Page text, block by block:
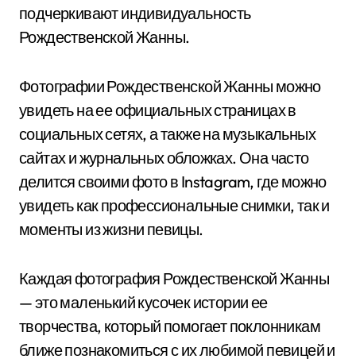
подчеркивают индивидуальность
Рождественской Жанны.
Фотографии Рождественской Жанны можно
увидеть на ее официальных страницах в
социальных сетях, а также на музыкальных
сайтах и журнальных обложках. Она часто
делится своими фото в Instagram, где можно
увидеть как профессиональные снимки, так и
моменты из жизни певицы.
Каждая фотография Рождественской Жанны
— это маленький кусочек истории ее
творчества, который помогает поклонникам
ближе познакомиться с их любимой певицей и